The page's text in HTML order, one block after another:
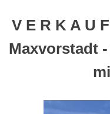
V E R K A U
Maxvorstadt